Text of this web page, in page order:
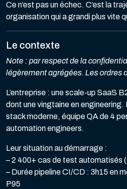
Ce n’est pas un échec. C’est la
organisation qui a grandi plus vite
Le contexte
Note : par respect de la
légèrement agrégées. Les ordres
L’entreprise : une scale-up SaaS
dont une vingtaine en
stack moderne, équipe QA de 4
automation engineers.
Leur situation au démarrage :
– 2 400+ cas de test automatisés
– Durée pipeline CI/CD : 3h15 en
P95